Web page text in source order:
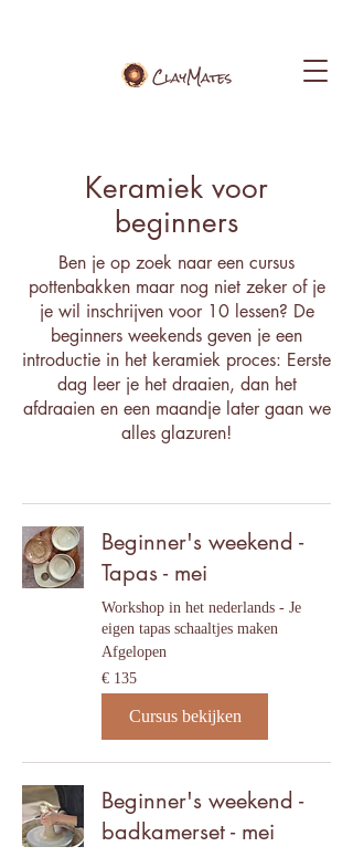
Keramiek voor
beginners
Ben je op zoek naar een cursus
pottenbakken maar nog niet zeker of je
je wil inschrijven voor 10 lessen? De
beginners weekends geven je een
introductie in het keramiek proces: Eerste
dag leer je het draaien, dan het
afdraaien en een maandje later gaan we
alles glazuren!
Beginner's weekend -
Tapas - mei
Workshop in het nederlands - Je
eigen tapas schaaltjes maken
Afgelopen
135
euro
€ 135
Cursus bekijken
Beginner's weekend -
badkamerset - mei